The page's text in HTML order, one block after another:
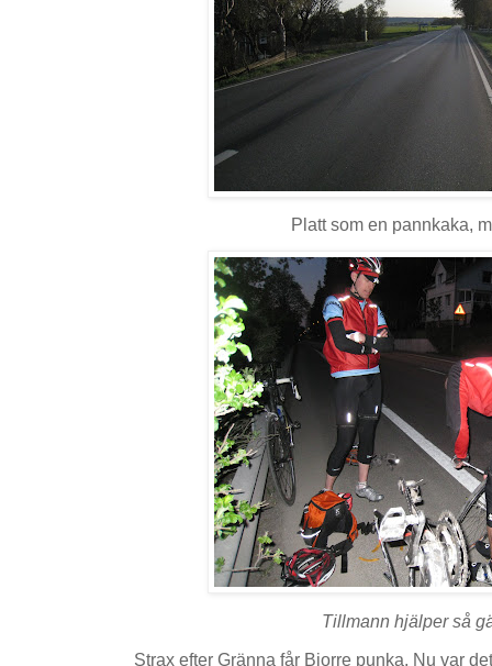
Platt som en pannkaka,
Tillmann hjälper så
Strax efter Gränna får Bjorre punka. Nu var